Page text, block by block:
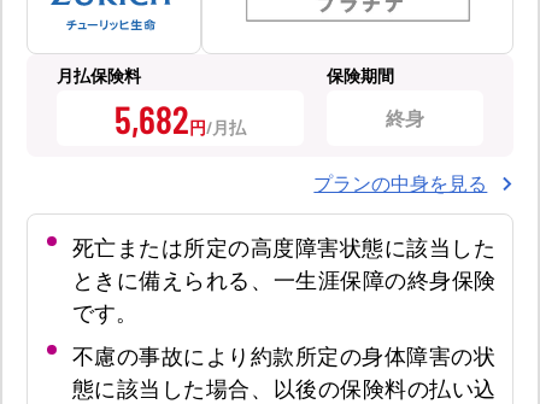
月払保険料
5,682円
保険期間
終身
プランの中身を見る
死亡または所定の高度障害状態に該当した
ときに備えられる、一生涯保障の終身保険
です。
不慮の事故により約款所定の身体障害の状
態に該当した場合、以後の保険料の払い込